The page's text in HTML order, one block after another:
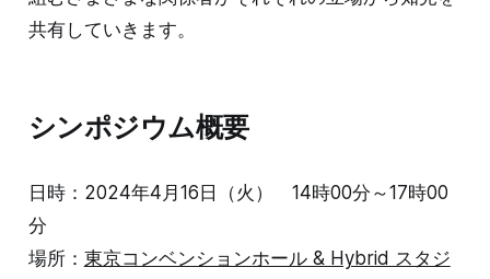
共有していきます。
シンポジウム概要
日時：2024年4月16日（火） 14時00分～17時00
分
場所： 東京コンベンションホール & Hybrid スタジ